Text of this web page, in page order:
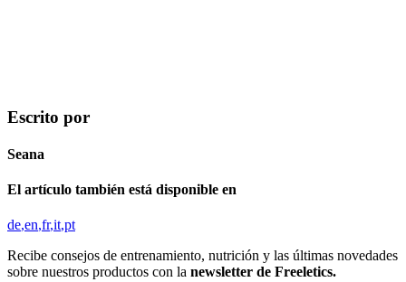
Escrito por
Seana
El artículo también está disponible en
de en fr it pt
Recibe consejos de entrenamiento, nutrición y las últimas novedades
sobre nuestros productos con la newsletter de Freeletics.